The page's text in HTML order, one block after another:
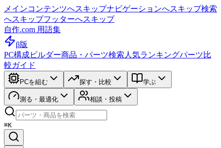
メインコンテンツへスキップナビゲーションへスキップ検索
へスキップフッターへスキップ
自作.com 用語集
β版
PC構成ビルダー商品・パーツ検索 人気ランキングパーツ比
較ガイド
PCを組む 探す・比較 学ぶ
測る・最適化 相談・投稿
⌘K